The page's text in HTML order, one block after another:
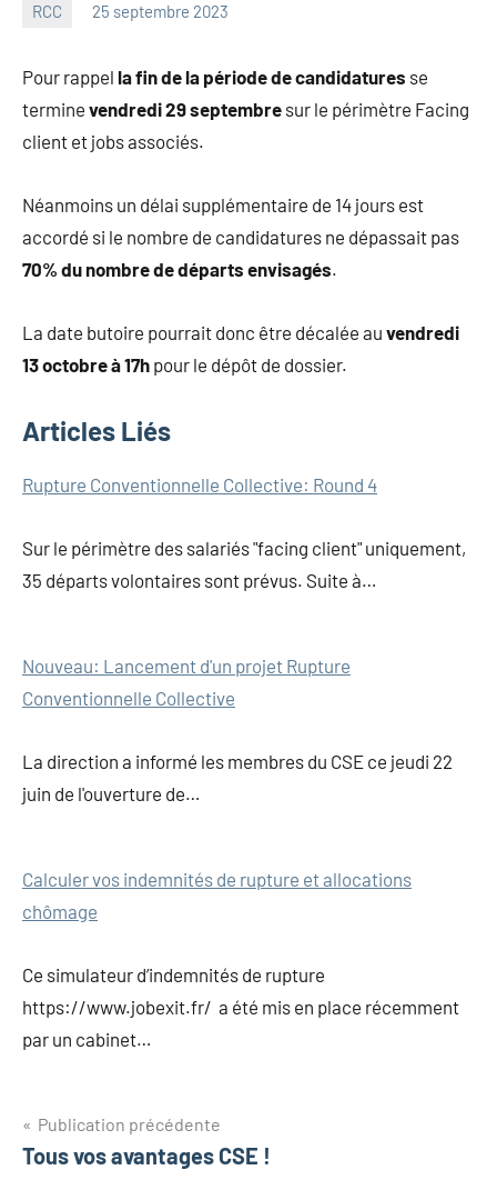
RCC 25 septembre 2023
Pour rappel la fin de la période de candidatures se
termine vendredi 29 septembre sur le périmètre Facing
client et jobs associés.
Néanmoins un délai supplémentaire de 14 jours est
accordé si le nombre de candidatures ne dépassait pas
70% du nombre de départs envisagés.
La date butoire pourrait donc être décalée au vendredi
13 octobre à 17h pour le dépôt de dossier.
Articles Liés
Rupture Conventionnelle Collective: Round 4
Sur le périmètre des salariés "facing client" uniquement,
35 départs volontaires sont prévus. Suite à…
Nouveau: Lancement d'un projet Rupture
Conventionnelle Collective
La direction a informé les membres du CSE ce jeudi 22
juin de l'ouverture de…
Calculer vos indemnités de rupture et allocations
chômage
Ce simulateur d’indemnités de rupture
https://www.jobexit.fr/ a été mis en place récemment
par un cabinet…
Navigation
de
l’article
Publication précédente
Tous vos avantages CSE !